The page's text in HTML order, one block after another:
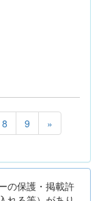
8 9 »
の保護・掲載許